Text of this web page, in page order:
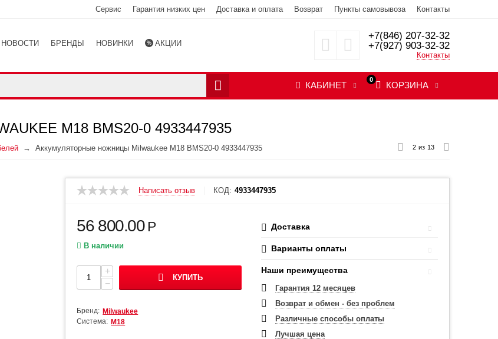
Сервис Гарантия низких цен Доставка и оплата Возврат Пункты самовывоза Контакты
НОВОСТИ БРЕНДЫ НОВИНКИ АКЦИИ
+7(846) 207-32-32
+7(927) 903-32-32
Контакты
0
КОРЗИНА
КАБИНЕТ
M18 BMS20-0 4933447935
Аккумуляторные ножницы Milwaukee M18 BMS20-0 4933447935 2 из 13
Написать отзыв КОД: 4933447935
56 800.00 Р
В наличии
+
−
КУПИТЬ
Бренд: Milwaukee
Система: М18
Доставка
Варианты оплаты
Наши преимущества
Гарантия 12 месяцев
Возврат и обмен - без проблем
Различные способы оплаты
Лучшая цена